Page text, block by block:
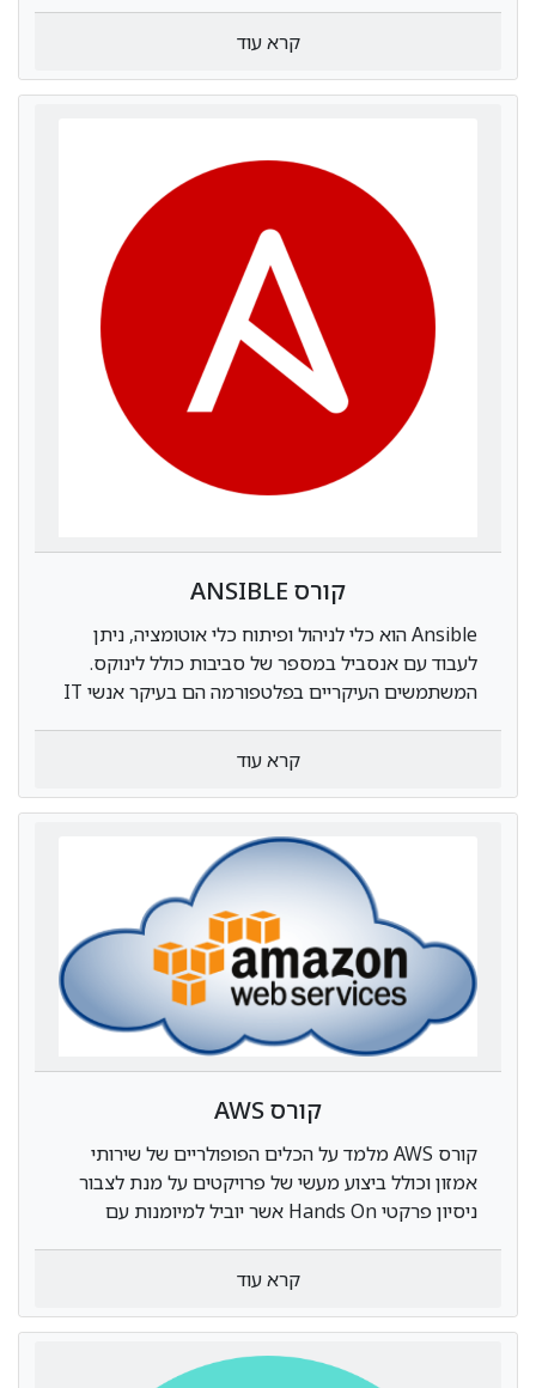
ניהול חוות שרתים גדולות וניסיונות לשלוט ולנצל את
המשאבים שלהם בצורה אפקטיבית, היתה נחלתם של
יחסית פשוטה ובאופן סימולטני. זהו חסכון משמעותי
במשאבים לעומת מה שהיה נהוג. פרוייקט הקוברנטיס
מאפשר לאנשי DevOps לקחת חלק מרכזי הרבה יותר
מבעבר בכל מה שקשור לבניית מערכות מבוזרות, ולנהל
תהליכים מסובכים בשרתים תוך הרצת מספר רב של
קונטיינרים בצורה מקבילה.
קרא עוד
קורס ANSIBLE
Ansible הוא כלי לניהול ופיתוח כלי אוטומציה, ניתן
לעבוד עם אנסביל במספר של סביבות כולל לינוקס.
המשתמשים העיקריים בפלטפורמה הם בעיקר אנשי IT
בצורה פשוטה ומהירה יחסית תוך כדי שמירה על
אבטחה SSH.
קרא עוד
קורס AWS
קורס AWS מלמד על הכלים הפופולריים של שירותי
אמזון וכולל ביצוע מעשי של פרויקטים על מנת לצבור
ניסיון פרקטי Hands On אשר יוביל למיומנות עם
קרא עוד